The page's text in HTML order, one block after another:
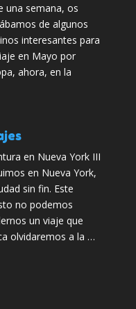
una semana, os
de algunos
interesantes para
en Mayo por
ahora, en la
en Nueva York III
en Nueva York,
sin fin. Este
no podemos
un viaje que
olvidaremos a la …